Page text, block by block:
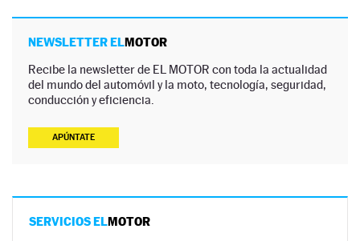
NEWSLETTER ELMOTOR
Recibe la newsletter de EL MOTOR con toda la actualidad
del mundo del automóvil y la moto, tecnología, seguridad,
conducción y eficiencia.
APÚNTATE
SERVICIOS ELMOTOR